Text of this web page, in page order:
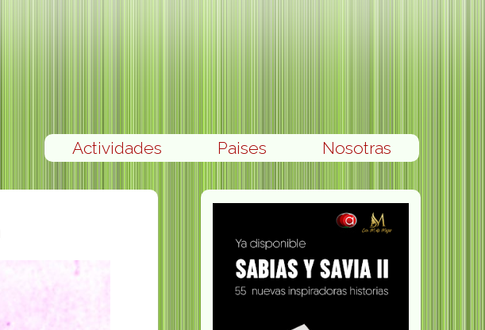
Nosotras
Paises
Actividades